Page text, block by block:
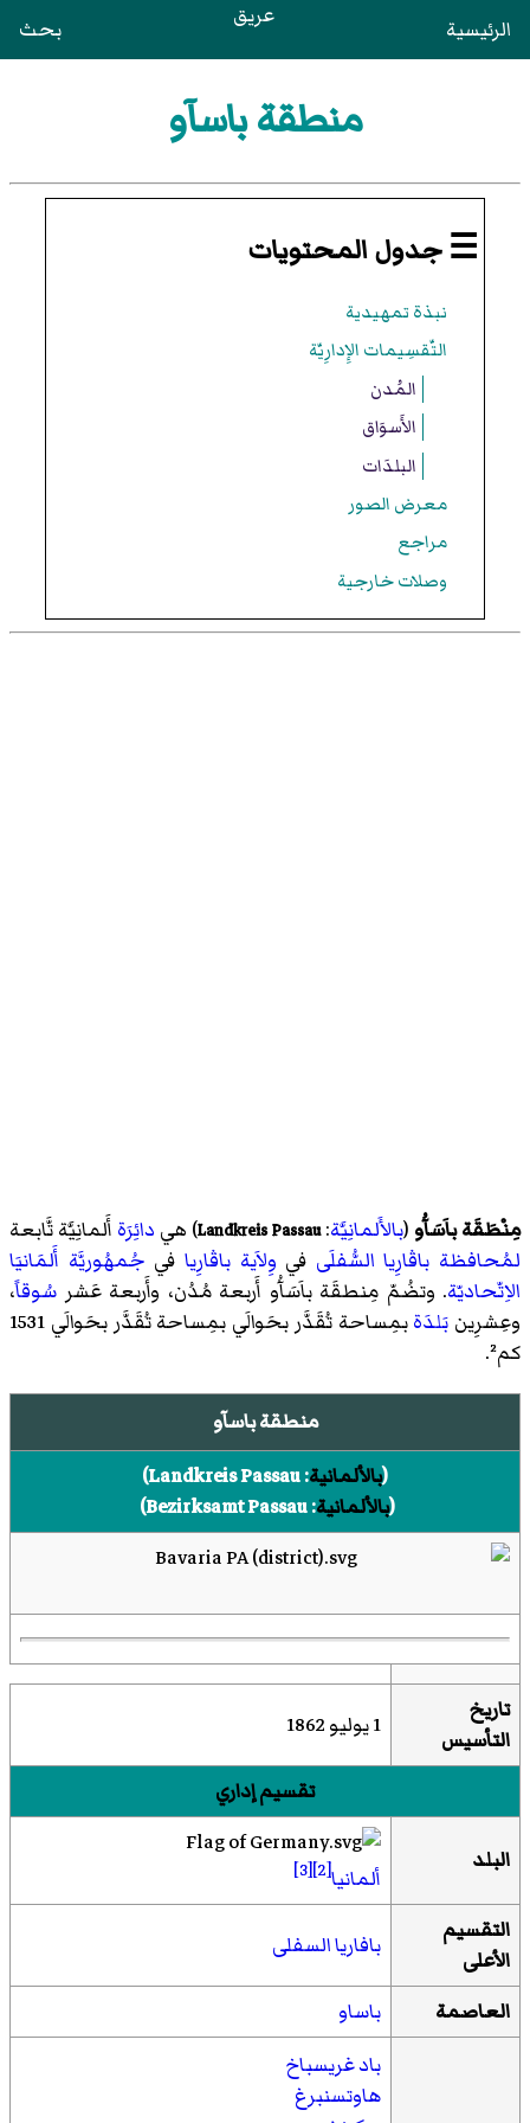
الرئيسية عريق بحث
منطقة باسآو
☰ جدول المحتويات
نبذة تمهيدية
التّقسِيمات الإِدارِيّة
المُدن
الأَسوَاق
البلدَات
معرض الصور
مراجع
وصلات خارجية
مِنْطَقَة باَسَآُو (بالأَلمانِيَّة:
Landkreis Passau) هي دائِرَة أَلمانِيَّة تَّابعة
لمُحافظة باڤارِيا السُّفلَى في وِلاَية باڤارِيا في جُمهُوريَّة أَلمَانيَا
الاِتّحاديّة. وتضُمّ مِنطقَة باَسَآُو أَربعة مُدُن، وأَربعة عَشر سُوقاً،
وعِشرِين بَلدَة
بمِساحة تُقَدَّر بحَوالَي بمِساحة تُقَدَّر بحَوالَي 1531
كم².
منطقة باسآو
(بالألمانية:
Landkreis Passau
)‏
(بالألمانية:
Bezirksamt Passau
)‏
تاريخ
التأسيس
1 يوليو 1862
تقسيم إداري
البلد
ألمانيا[2]
[3]
التقسيم
الأعلى
بافاريا السفلى
العاصمة باساو
باد غريسباخ
هاوتسنبرغ